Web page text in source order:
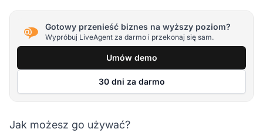
Gotowy przenieść biznes na wyższy poziom?
Wypróbuj LiveAgent za darmo i przekonaj się sam.
Umów demo
30 dni za darmo
Jak możesz go używać?